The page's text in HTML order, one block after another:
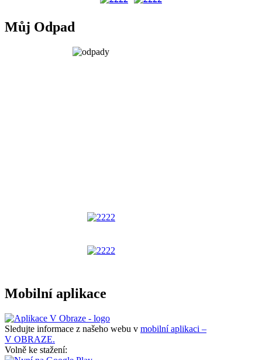
Můj Odpad
Mobilní aplikace
Sledujte informace z našeho webu v mobilní aplikaci –
V OBRAZE.
Volně ke stažení: